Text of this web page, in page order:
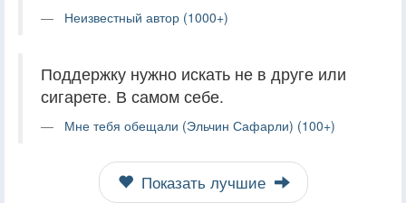
Неизвестный автор (1000+)
Поддержку нужно искать не в друге или
сигарете. В самом себе.
Мне тебя обещали (Эльчин Сафарли) (100+)
Показать лучшие